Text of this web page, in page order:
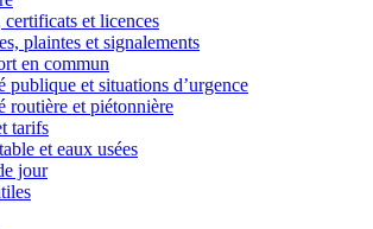
certificats et licences
plaintes et signalements
en commun
publique et situations d’urgence
routière et piétonnière
tarifs
et eaux usées
jour